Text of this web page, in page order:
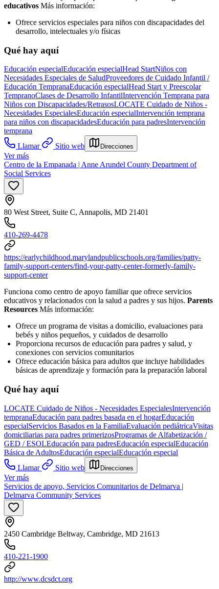
educativos Más información:
Ofrece servicios especiales para niños con discapacidades del
desarrollo, intelectuales y/o físicas
Qué hay aquí
Educación especialEducación especialHead StartNiños con
Necesidades Especiales de SaludProveedores de Cuidado Infantil /
Educación TempranaEducación especialHead Start y Preescolar
TempranoClases de Desarrollo InfantilIntervención Temprana para
Niños con Discapacidades/RetrasosLOCATE Cuidado de Niños -
Necesidades EspecialesEducación especialIntervención temprana
para niños con discapacidadesEducación para padresIntervención
temprana
Llamar
Sitio web Direcciones
Ver más
Centro de la Empanada | Anne Arundel County Department of
Social Services
80 West Street, Suite C, Annapolis, MD 21401
410-269-4478
https://earlychildhood.marylandpublicschools.org/families/patty-
family-support-centers/find-your-patty-center-formerly-family-
support-center
Funciona como centro de apoyo familiar que ofrece servicios
educativos y relacionados con la salud a padres y sus hijos. Parents
Resources Más información:
Ofrece un programa de visitas a domicilio, evaluaciones para
bebés y niños pequeños, y cuidados de desarrollo
Proporciona recursos de educación para padres y salud, y
conexiones con servicios comunitarios
Ofrece educación básica para adultos que incluye habilidades
básicas de aprendizaje y formación para la preparación laboral
Qué hay aquí
LOCATE Cuidado de Niños - Necesidades EspecialesIntervención
tempranaEducación para padres basada en el hogarEducación
especialServicios Basados en la FamiliaEvaluación pediátricaVisitas
domiciliarias para padres primerizosProgramas de Alfabetización /
GED / ESOLEducación para padresEducación especialEducación
Básica de AdultosEducación especialEducación especial
Llamar
Sitio web Direcciones
Ver más
Servicios de apoyo, Servicios Comunitarios de Delmarva |
Delmarva Community Services
2450 Cambridge Beltway, Cambridge, MD 21613
410-221-1900
http://www.dcsdct.org